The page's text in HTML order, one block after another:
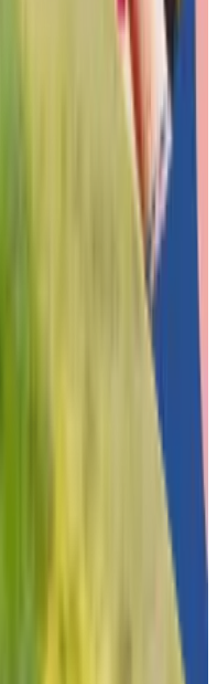
en ontvang een